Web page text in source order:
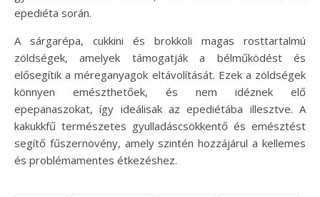
epediéta során.
A sárgarépa, cukkini és brokkoli magas rosttartalmú
zöldségek, amelyek támogatják a bélműködést és
elősegítik a méreganyagok eltávolítását. Ezek a zöldségek
könnyen emészthetőek, és nem idéznek elő
epepanaszokat, így ideálisak az epediétába illesztve. A
kakukkfű természetes gyulladáscsökkentő és emésztést
segítő fűszernövény, amely szintén hozzájárul a kellemes
és problémamentes étkezéshez.